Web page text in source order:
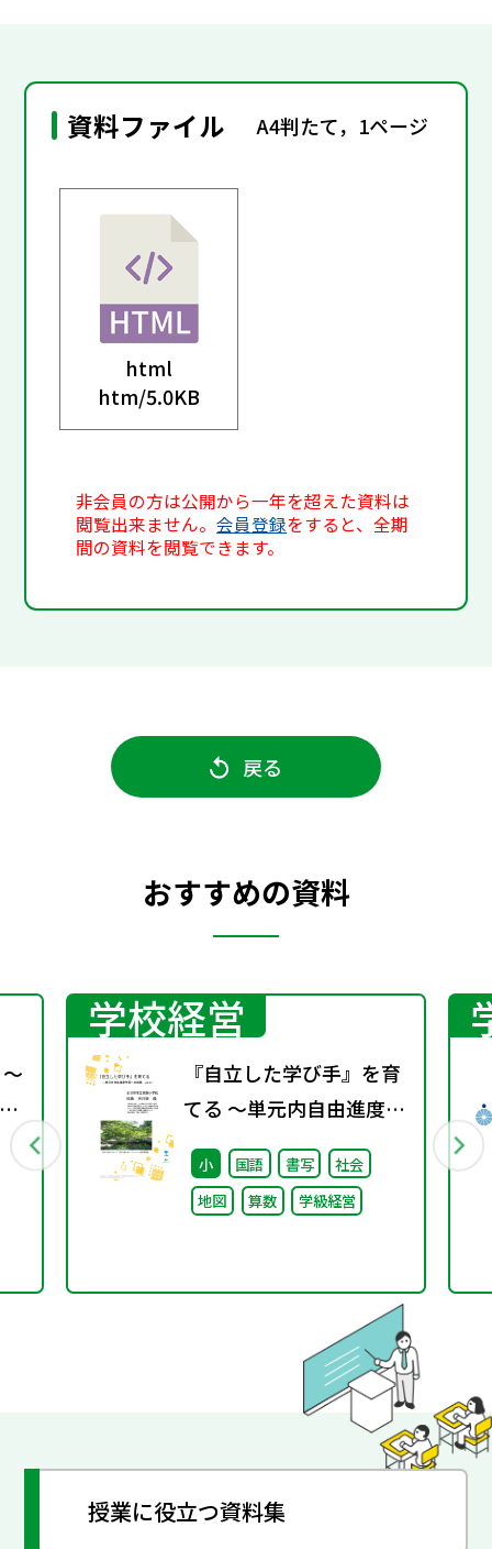
資料ファイル A4判たて，1ページ
html
htm/5.0KB
非会員の方は公開から一年を超えた資料は
閲覧出来ません。会員登録をすると、全期
間の資料を閲覧できます。
戻る
おすすめの資料
学校経営
『自立した学び手』を育
てる ～単元内自由進度学
習への挑戦 vol.1～
小 国語 書写
社会
地図
算数 学級経営
授業に役立つ資料集